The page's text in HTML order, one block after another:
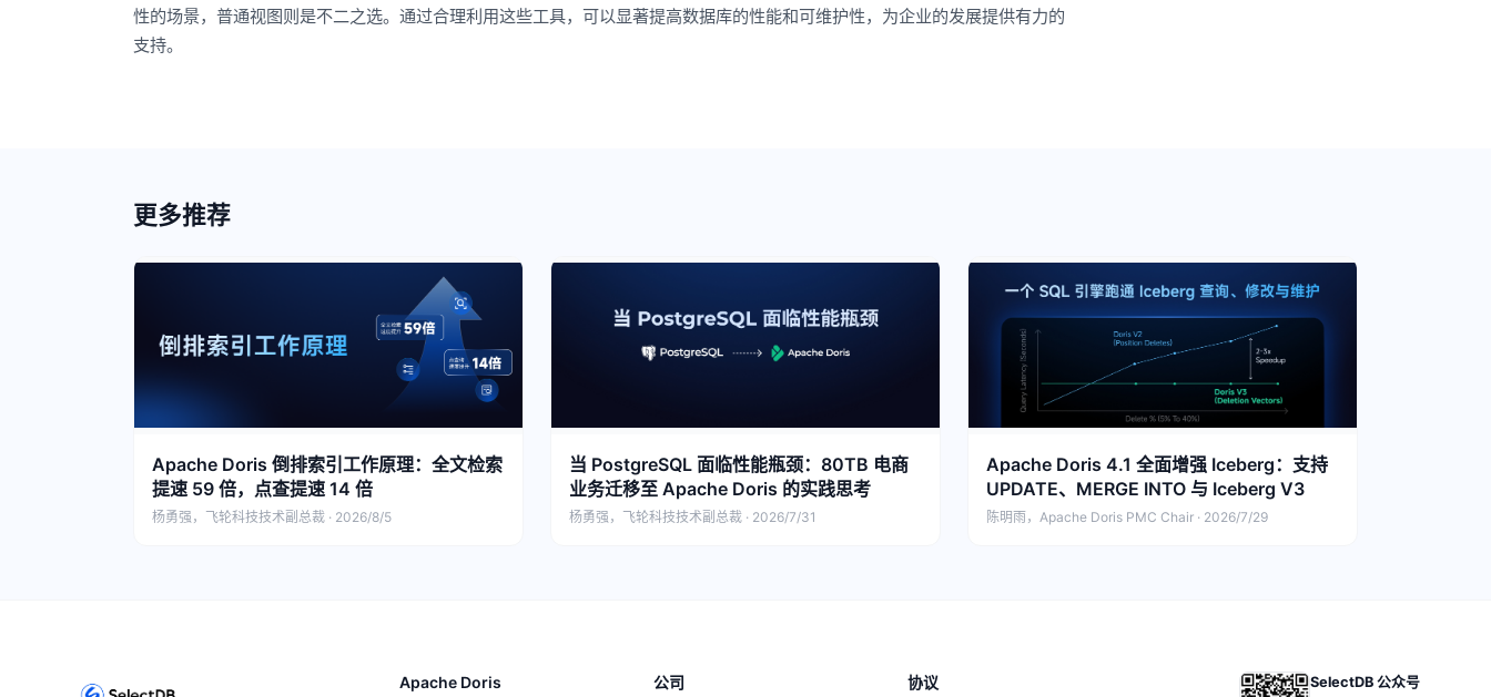
性的场景，普通视图则是不二之选。通过合理利用这些工具，可以显著提高数据库的性能和可维护性，为企业的发展提供有力的
支持。
更多推荐
Apache Doris 倒排索引工作原理：全文检索
提速 59 倍，点查提速 14 倍
杨勇强，飞轮科技技术副总裁 · 2026/8/5
当 PostgreSQL 面临性能瓶颈：80TB 电商
业务迁移至 Apache Doris 的实践思考
杨勇强，飞轮科技技术副总裁 · 2026/7/31
Apache Doris 4.1 全面增强 Iceberg：支持
UPDATE、MERGE INTO 与 Iceberg V3
陈明雨，Apache Doris PMC Chair · 2026/7/29
Apache Doris 公司 协议 SelectDB 公众号